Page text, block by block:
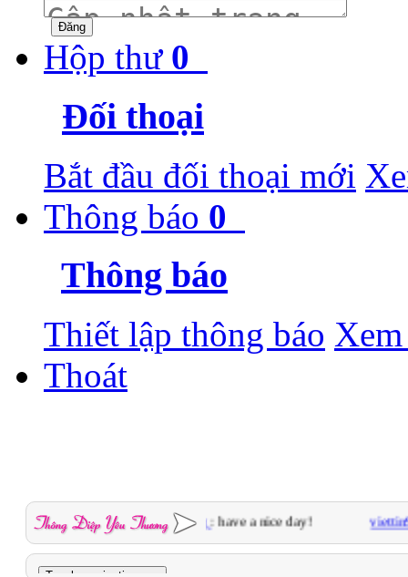
Hộp thư 0
Đối thoại
Bắt đầu đối thoại mới
Thông báo 0
Thông báo
Thiết lập thông báo
Thoát
thucdat027 gửi tới2mit.org : have a nice day! viettin95 gửi